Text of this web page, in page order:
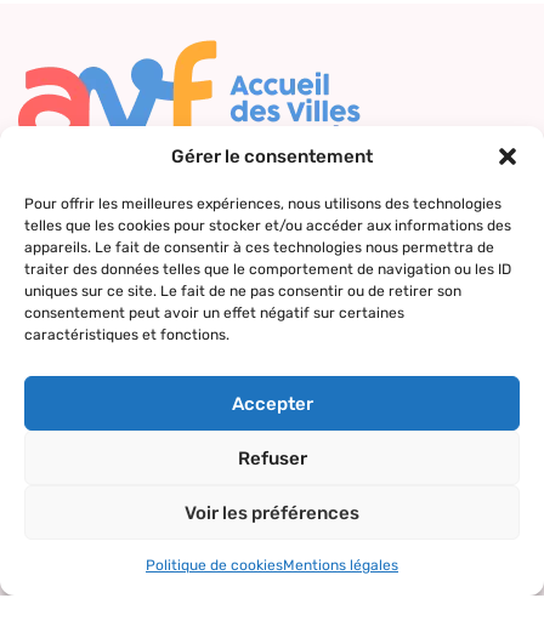
Gérer le consentement
Pour offrir les meilleures expériences, nous utilisons des technologies
telles que les cookies pour stocker et/ou accéder aux informations des
appareils. Le fait de consentir à ces technologies nous permettra de
traiter des données telles que le comportement de navigation ou les ID
uniques sur ce site. Le fait de ne pas consentir ou de retirer son
consentement peut avoir un effet négatif sur certaines
caractéristiques et fonctions.
Accepter
Refuser
Voir les préférences
Politique de cookiesMentions légales
Nous contacter
Qui sommes-
nous ?
Nos valeurs
La charte AVF
Nos actions
Accueil des
nouveaux
arrivants
Rencontres
Activités et
Le réseau
AVF
Répertoire
des AVF
réseau
Suivez-nous